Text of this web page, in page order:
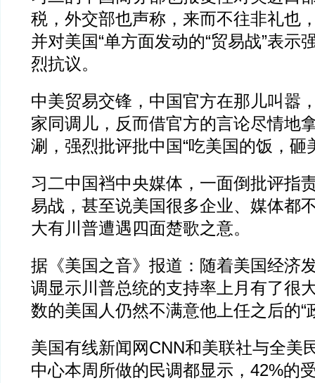
税，外交部也声称，来而不往非礼也
并对美国“单方面发动的“贸易战”表示
烈抗议。
中美贸易交锋，中国官方在那儿叫嚣
家同调儿，反而借官方的言论尽情地
涮，强烈批评批中国“吃美国的饭，砸
习二中国裆中央媒体，一面倒批评指
易战，甚至说美国很多企业、媒体都
大有川普遭遇四面楚歌之意。
据《美国之音》报道：随着美国经济
调显示川普总统的支持率上月有了很
数的美国人仍然不满意他上任之后的“
美国有线新闻网CNN和美联社与全美
中心本周所做的民调都显示，42%的